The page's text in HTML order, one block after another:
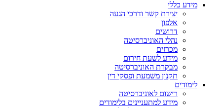
מידע כללי
יצירת קשר ודרכי הגעה
אלפון
דרושים
נהלי האוניברסיטה
מכרזים
מידע לשעת חירום
מבקרת האוניברסיטה
תקנון משמעת ופסקי דין
לימודים
רישום לאוניברסיטה
מידע למתעניינים בלימודים